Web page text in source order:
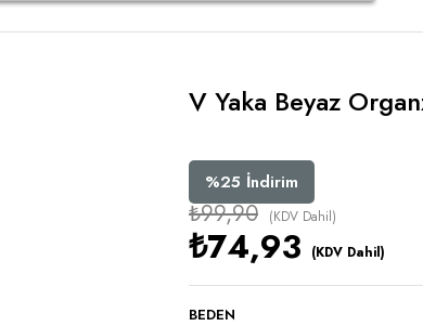
V Yaka Beyaz
%25 İndirim
₺99,90 (KDV Dahil)
₺74,93 (KDV Dahil)
BEDEN